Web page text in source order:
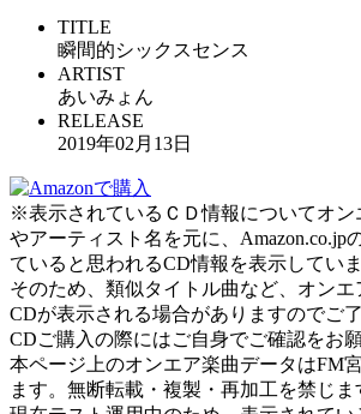
TITLE
瞬間的シックスセンス
ARTIST
あいみょん
RELEASE
2019年02月13日
※表示されているＣＤ情報についてオン
やアーティスト名を元に、Amazon.co.jp
ていると思われるCD情報を表示していま
そのため、類似タイトル曲など、オン
CDが表示される場合がありますのでご
CDご購入の際にはご自身でご確認をお
本ページ上のオンエア楽曲データはFM
ます。無断転載・複製・再加工を禁じま